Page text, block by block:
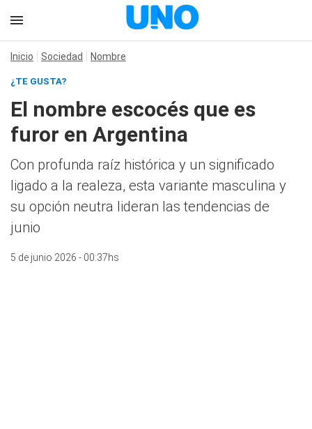
Inicio Sociedad Nombre
¿TE GUSTA?
El nombre escocés que es
furor en Argentina
Con profunda raíz histórica y un significado
ligado a la realeza, esta variante masculina y
su opción neutra lideran las tendencias de
junio
5 de junio 2026 - 00:37hs